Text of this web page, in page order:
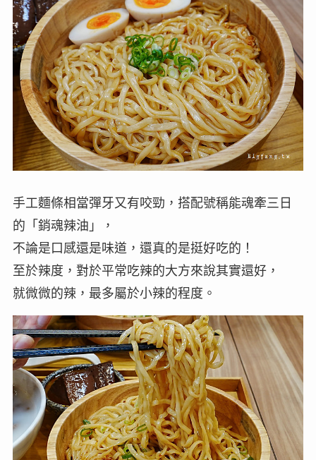
手工麵條相當彈牙又有咬勁，搭配號稱能魂牽三日
的「銷魂辣油」，
不論是口感還是味道，還真的是挺好吃的！
至於辣度，對於平常吃辣的大方來說其實還好，
就微微的辣，最多屬於小辣的程度。